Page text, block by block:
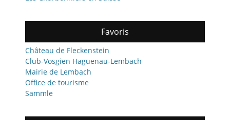
Favoris
Château de Fleckenstein
Club-Vosgien Haguenau-Lembach
Mairie de Lembach
Office de tourisme
Sammle